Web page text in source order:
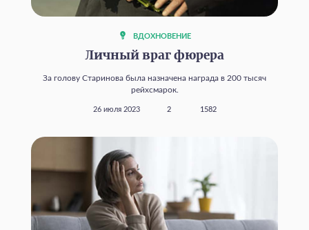
ВДОХНОВЕНИЕ
Личный враг фюрера
За голову Старинова была назначена награда в 200 тысяч
рейхсмарок.
26 июля 2023 2 1582